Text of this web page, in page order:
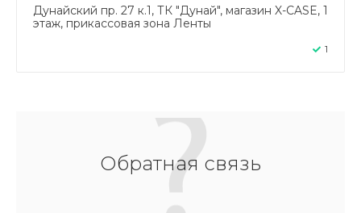
Дунайский пр. 27 к.1, ТК "Дунай", магазин X-CASE, 1
этаж, прикассовая зона Ленты
1
Обратная связь